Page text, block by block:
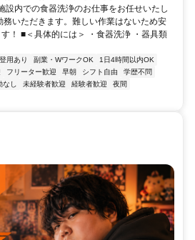
設内での食器洗浄のお仕事をお任せいたし
務いただきます。難しい作業はないため安
！ ■＜具体的には＞ ・食器洗浄 ・器具類
用あり 副業・WワークOK
1日4時間以内OK
フリーター歓迎 早朝 シフト自由
学歴不問
なし 未経験者歓迎 経験者歓迎
夜間